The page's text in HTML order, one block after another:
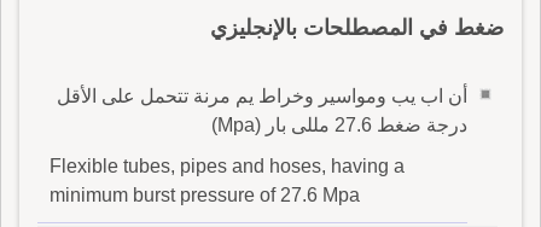
ضغط في المصطلحات بالإنجليزي
أن اب يب ومواسير وخراط يم مرنة تتحمل على الأقل
درجة ضغط 27.6 مللى بار (Mpa)
Flexible tubes, pipes and hoses, having a
minimum burst pressure of 27.6 Mpa